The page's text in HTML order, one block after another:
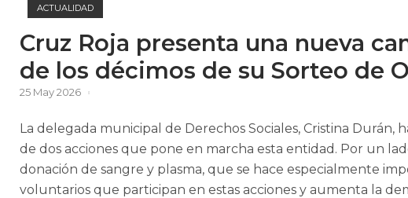
ACTUALIDAD
Cruz Roja presenta una nueva
de los décimos de su Sorteo de
25 May 2026
La delegada municipal de Derechos Sociales, Cristina
de dos acciones que pone en marcha esta entidad. Por un
donación de sangre y plasma, que se hace especialmente
voluntarios que participan en estas acciones y aumenta la